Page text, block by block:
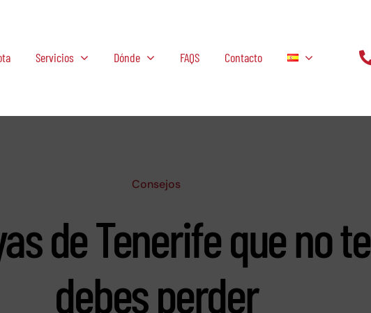
Servicios Dónde FAQS Contacto
Consejos
de Tenerife que no te
debes perder